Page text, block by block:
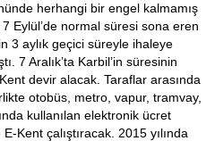
herhangi bir engel kalmamış
Eylül’de normal süresi sona eren
3 aylık geçici süreyle ihaleye
7 Aralık’ta Karbil’in süresinin
devir alacak. Taraflar arasında
otobüs, metro, vapur, tramvay,
kullanılan elektronik ücret
Kent çalıştıracak. 2015 yılında